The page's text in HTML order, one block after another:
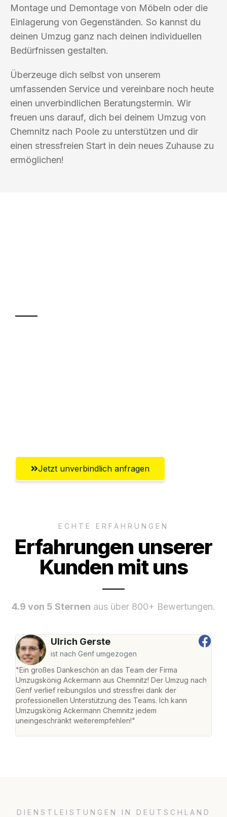
Montage und Demontage von Möbeln oder die
Einlagerung von Gegenständen. So kannst du
deinen Umzug ganz nach deinen individuellen
Bedürfnissen gestalten.
Überzeuge dich selbst von unserem
umfassenden Service und vereinbare noch heute
einen unverbindlichen Beratungstermin. Wir
freuen uns darauf, dich bei deinem Umzug von
Chemnitz nach Poole zu unterstützen und dir
einen stressfreien Start in dein neues Zuhause zu
ermöglichen!
Jetzt unverbindlich anfragen
ECHTE ERFAHRUNGEN
Erfahrungen unserer
Kunden mit uns
4.9 von 5 Sternen aus über 800+ Bewertungen.
Ulrich Gerste
ist nach Genf umgezogen
"Ein großes Dankeschön an das Team der Firma
Umzugskönig Ackermann aus Chemnitz! Der Umzug nach
Genf verlief reibungslos und stressfrei dank der
professionellen Unterstützung des Teams. Ich kann
Umzugskönig Ackermann Chemnitz jedem
uneingeschränkt weiterempfehlen!"
DIENSTLEISTUNGEN IN DEUTSCHLAND